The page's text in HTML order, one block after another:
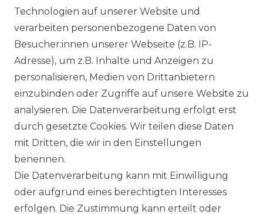
WARENKORB
ZUR KASSE
HILFE
INFORMATIONEN
KONTAKT
DATENSCHUTZERKLÄRUNG
IMPRESSUM
Technologien auf unserer Website und
verarbeiten personenbezogene Daten von
Besucher:innen unserer Webseite (z.B. IP-
Adresse), um z.B. Inhalte und Anzeigen zu
personalisieren, Medien von Drittanbietern
einzubinden oder Zugriffe auf unsere Website zu
analysieren. Die Datenverarbeitung erfolgt erst
durch gesetzte Cookies. Wir teilen diese Daten
mit Dritten, die wir in den Einstellungen
benennen.
Die Datenverarbeitung kann mit Einwilligung
oder aufgrund eines berechtigten Interesses
erfolgen. Die Zustimmung kann erteilt oder